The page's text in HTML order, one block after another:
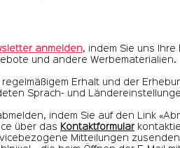
anmelden, indem Sie uns
und andere Werbematerialien.
Erhalt und der
Sprach- und
indem Sie auf den Link
über das Kontaktformular
Mitteilungen